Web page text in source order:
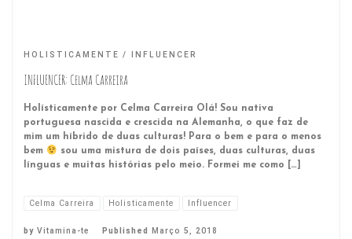
HOLISTICAMENTE INFLUENCER
INFLUENCER: Celma Carreira
Holísticamente por Celma Carreira Olá! Sou nativa
portuguesa nascida e crescida na Alemanha, o que faz de
mim um híbrido de duas culturas! Para o bem e para o menos
bem
sou uma mistura de dois países, duas culturas, duas
línguas e muitas histórias pelo meio. Formei me como […]
Celma Carreira Holisticamente Influencer
by Vitamina-te Published Março 5, 2018